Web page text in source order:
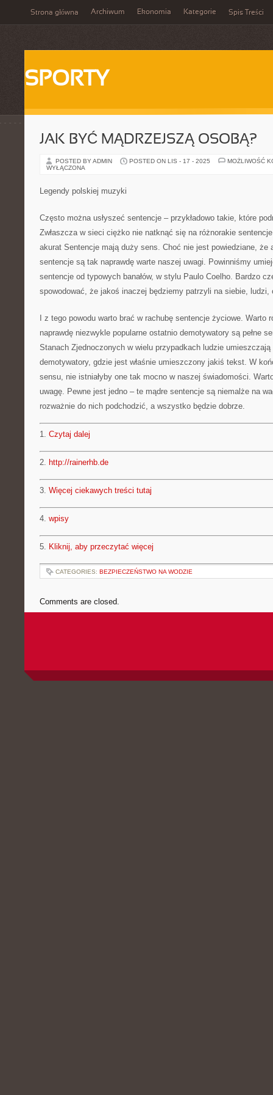
Strona główna Archiwum Ekonomia Kategorie Spis Treści
SPORTY
JAK BYĆ MĄDRZEJSZĄ OSOBĄ?
POSTED BY ADMIN POSTED ON LIS - 17 - 2025
MOŻLIWOŚĆ
WYŁĄCZONA
Legendy polskiej muzyki
Często można usłyszeć sentencje – przykładowo takie, które
Zwłaszcza w sieci ciężko nie natknąć się na różnorakie
akurat Sentencje mają duży sens. Choć nie jest powiedziane, że
sentencje są tak naprawdę warte naszej uwagi. Powinniśmy
sentencje od typowych banałów, w stylu Paulo Coelho. Bardzo
spowodować, że jakoś inaczej będziemy patrzyli na siebie, ludzi,
I z tego powodu warto brać w rachubę sentencje życiowe. Warto
naprawdę niezwykle popularne ostatnio demotywatory są pełne
Stanach Zjednoczonych w wielu przypadkach ludzie
demotywatory, gdzie jest właśnie umieszczony jakiś tekst. W
sensu, nie istniałyby one tak mocno w naszej świadomości.
uwagę. Pewne jest jedno – te mądre sentencje są niemalże na
rozważnie do nich podchodzić, a wszystko będzie dobrze.
1. Czytaj dalej
2. http://rainerhb.de
3. Więcej ciekawych treści tutaj
4. wpisy
5. Kliknij, aby przeczytać więcej
CATEGORIES: BEZPIECZEŃSTWO NA WODZIE
Comments are closed.